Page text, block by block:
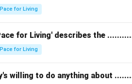
for Living
for Living' describes the
for Living
willing to do anything about